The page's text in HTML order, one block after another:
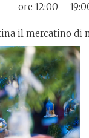
ore 12:00 –
il mercatino di